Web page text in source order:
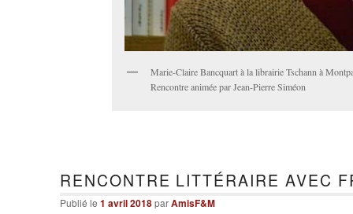
Marie-Claire Bancquart à la librairie Tschann à
Rencontre animée par Jean-Pierre Siméon
RENCONTRE LITTÉRAIRE AVEC
Publié le 1 avril 2018parAmisF&M